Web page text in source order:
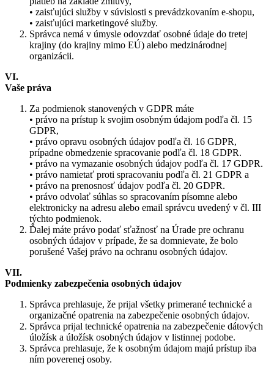
• zaisťujúci služby v súvislosti s prevádzkovaním e-shopu,
• zaisťujúci marketingové služby.
Správca nemá v úmysle odovzdať osobné údaje do tretej
krajiny (do krajiny mimo EÚ) alebo medzinárodnej
organizácii.
VI.
Vaše práva
Za podmienok stanovených v GDPR máte
• právo na prístup k svojim osobným údajom podľa čl. 15
GDPR,
• právo opravu osobných údajov podľa čl. 16 GDPR,
prípadne obmedzenie spracovanie podľa čl. 18 GDPR.
• právo na vymazanie osobných údajov podľa čl. 17 GDPR.
• právo namietať proti spracovaniu podľa čl. 21 GDPR a
• právo na prenosnosť údajov podľa čl. 20 GDPR.
• právo odvolať súhlas so spracovaním písomne alebo
elektronicky na adresu alebo email správcu uvedený v čl. III
týchto podmienok.
Ďalej máte právo podať sťažnosť na Úrade pre ochranu
osobných údajov v prípade, že sa domnievate, že bolo
porušené Vašej právo na ochranu osobných údajov.
VII.
Podmienky zabezpečenia osobných údajov
Správca prehlasuje, že prijal všetky primerané technické a
organizačné opatrenia na zabezpečenie osobných údajov.
Správca prijal technické opatrenia na zabezpečenie dátových
úložísk a úložísk osobných údajov v listinnej podobe.
Správca prehlasuje, že k osobným údajom majú prístup iba
ním poverenej osoby.